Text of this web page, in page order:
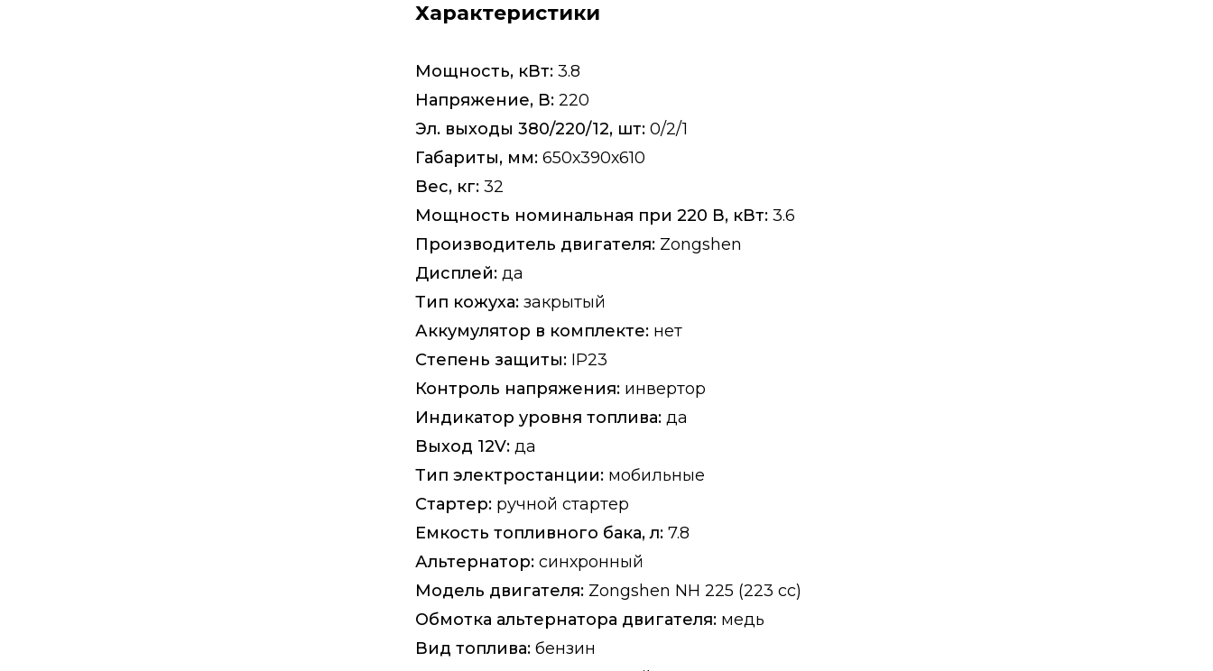
Характеристики
Мощность, кВт: 3.8
Напряжение, В: 220
Эл. выходы 380/220/12, шт: 0/2/1
Габариты, мм: 650х390х610
Вес, кг: 32
Мощность номинальная при 220 В, кВт: 3.6
Производитель двигателя: Zongshen
Дисплей: да
Тип кожуха: закрытый
Аккумулятор в комплекте: нет
Степень защиты: IP23
Контроль напряжения: инвертор
Индикатор уровня топлива: да
Выход 12V: да
Тип электростанции: мобильные
Стартер: ручной стартер
Емкость топливного бака, л: 7.8
Альтернатор: синхронный
Модель двигателя: Zongshen NH 225 (223 cc)
Обмотка альтернатора двигателя: медь
Вид топлива: бензин